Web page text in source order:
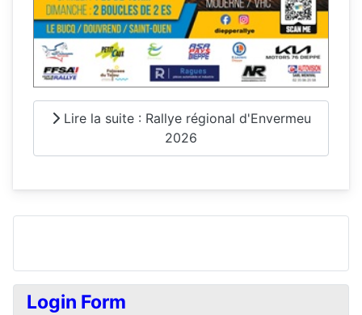
Lire la suite : Rallye régional d'Envermeu
2026
Login Form